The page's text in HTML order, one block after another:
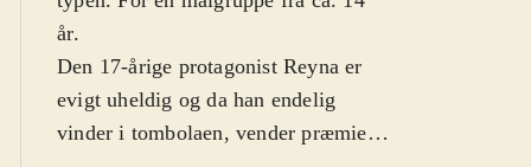
år.
Den 17-årige protagonist Reyna er
evigt uheldig og da han endelig
vinder i tombolaen, vender præmien